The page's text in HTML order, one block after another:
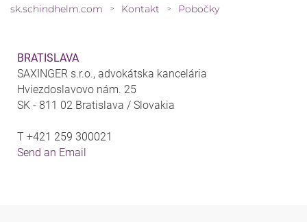
sk.schindhelm.com > Kontakt > Pobočky
BRATISLAVA
SAXINGER s.r.o., advokátska kancelária
Hviezdoslavovo nám. 25
SK - 811 02 Bratislava / Slovakia
T +421 259 300021
Send an Email